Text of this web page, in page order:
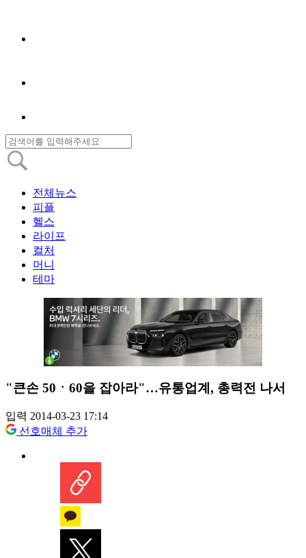
전체뉴스
피플
헬스
라이프
컬처
머니
테마
"큰손 50ㆍ60을 잡아라"…유통업계, 총력전 나서
입력 2014-03-23 17:14
선호매체 추가